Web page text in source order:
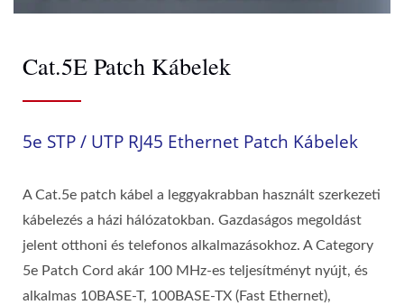
Cat.5E Patch Kábelek
5e STP / UTP RJ45 Ethernet Patch Kábelek
A Cat.5e patch kábel a leggyakrabban használt szerkezeti
kábelezés a házi hálózatokban. Gazdaságos megoldást
jelent otthoni és telefonos alkalmazásokhoz. A Category
5e Patch Cord akár 100 MHz-es teljesítményt nyújt, és
alkalmas 10BASE-T, 100BASE-TX (Fast Ethernet),